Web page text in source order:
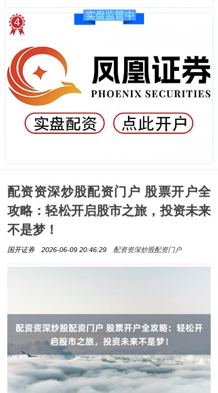
配资资深炒股配资门户 股票开户全
攻略：轻松开启股市之旅，投资未来
不是梦！
国开证券 2026-06-09 20:46:29 配资资深炒股配资门户